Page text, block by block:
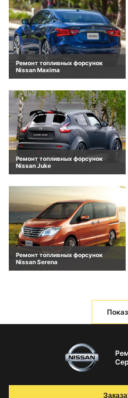
Ремонт топливных форсунок
Nissan Maxima
Ремонт топливных форсунок
Nissan Juke
Ремонт топливных форсунок
Nissan Serena